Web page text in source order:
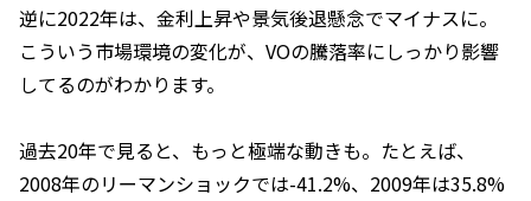
逆に2022年は、金利上昇や景気後退懸念でマイナスに。
こういう市場環境の変化が、VOの騰落率にしっかり影響
してるのがわかります。
過去20年で見ると、もっと極端な動きも。たとえば、
2008年のリーマンショックでは-41.2%、2009年は35.8%